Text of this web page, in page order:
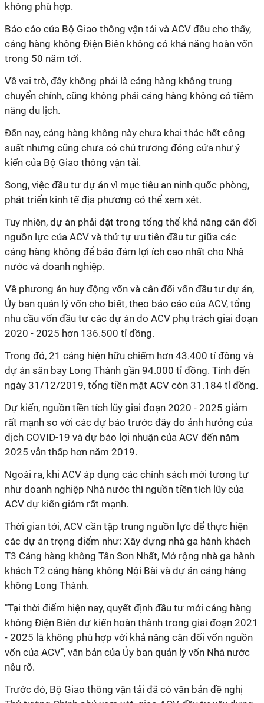
không phù hợp.
Báo cáo của Bộ Giao thông vận tải và ACV đều cho thấy,
cảng hàng không Điện Biên không có khả năng hoàn vốn
trong 50 năm tới.
Về vai trò, đây không phải là cảng hàng không trung
chuyển chính, cũng không phải cảng hàng không có tiềm
năng du lịch.
Đến nay, cảng hàng không này chưa khai thác hết công
suất nhưng cũng chưa có chủ trương đóng cửa như ý
kiến của Bộ Giao thông vận tải.
Song, việc đầu tư dự án vì mục tiêu an ninh quốc phòng,
phát triển kinh tế địa phương có thể xem xét.
Tuy nhiên, dự án phải đặt trong tổng thể khả năng cân đối
nguồn lực của ACV và thứ tự ưu tiên đầu tư giữa các
cảng hàng không để bảo đảm lợi ích cao nhất cho Nhà
nước và doanh nghiệp.
Về phương án huy động vốn và cân đối vốn đầu tư dự án,
Ủy ban quản lý vốn cho biết, theo báo cáo của ACV, tổng
nhu cầu vốn đầu tư các dự án do ACV phụ trách giai đoạn
2020 - 2025 hơn 136.500 tỉ đồng.
Trong đó, 21 cảng hiện hữu chiếm hơn 43.400 tỉ đồng và
dự án sân bay Long Thành gần 94.000 tỉ đồng. Tính đến
ngày 31/12/2019, tổng tiền mặt ACV còn 31.184 tỉ đồng.
Dự kiến, nguồn tiền tích lũy giai đoạn 2020 - 2025 giảm
rất mạnh so với các dự báo trước đây do ảnh hưởng của
dịch COVID-19 và dự báo lợi nhuận của ACV đến năm
2025 vẫn thấp hơn năm 2019.
Ngoài ra, khi ACV áp dụng các chính sách mới tương tự
như doanh nghiệp Nhà nước thì nguồn tiền tích lũy của
ACV dự kiến giảm rất mạnh.
Thời gian tới, ACV cần tập trung nguồn lực để thực hiện
các dự án trọng điểm như: Xây dựng nhà ga hành khách
T3 Cảng hàng không Tân Sơn Nhất, Mở rộng nhà ga hành
khách T2 cảng hàng không Nội Bài và dự án cảng hàng
không Long Thành.
"Tại thời điểm hiện nay, quyết định đầu tư mới cảng hàng
không Điện Biên dự kiến hoàn thành trong giai đoạn 2021
- 2025 là không phù hợp với khả năng cân đối vốn nguồn
vốn của ACV", văn bản của Ủy ban quản lý vốn Nhà nước
nêu rõ.
Trước đó, Bộ Giao thông vận tải đã có văn bản đề nghị